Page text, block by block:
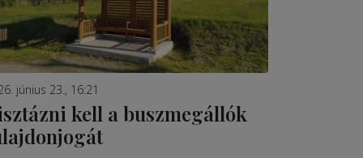
június 23., 16:21
kell a buszmegállók